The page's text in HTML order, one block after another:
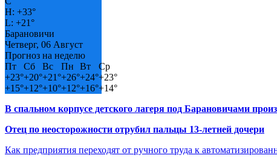
H: +33°
L: +21°
Барановичи
Четверг, 06 Август
Прогноз на неделю
Пт
Сб Вс Пн Вт
Ср
+23°+20°+21°+26°+24°+23°
+15°+12°+10°+12°+16°+14°
В спальном корпусе детского лагеря под Барановичами
Отец по неосторожности отрубил пальцы 13-летней дочери
Как предприятия переходят от ручного труда к